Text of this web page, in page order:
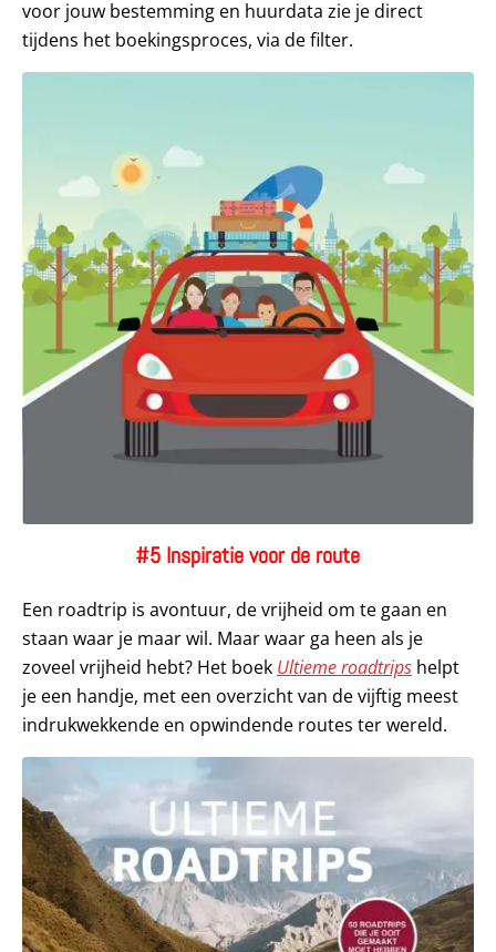
voor jouw bestemming en huurdata zie je direct
tijdens het boekingsproces, via de filter.
#5 Inspiratie voor de route
Een roadtrip is avontuur, de vrijheid om te gaan en
staan waar je maar wil. Maar waar ga heen als je
zoveel vrijheid hebt? Het boek Ultieme roadtrips helpt
je een handje, met een overzicht van de vijftig meest
indrukwekkende en opwindende routes ter wereld.